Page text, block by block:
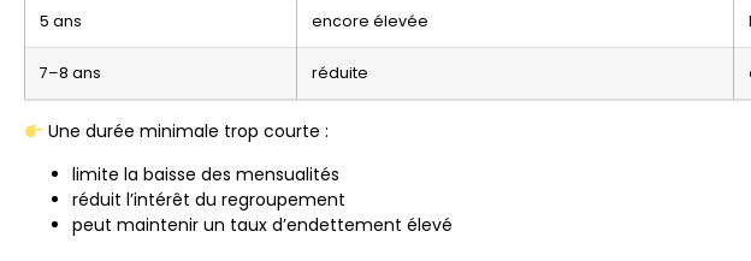
5 ans encore élevée
7–8 ans réduite
Une durée minimale trop courte :
limite la baisse des mensualités
réduit l’intérêt du regroupement
peut maintenir un taux d’endettement élevé